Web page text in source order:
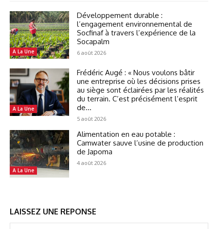
A La Une
Développement durable :
l’engagement environnemental de
Socfinaf à travers l’expérience de la
Socapalm
6 août 2026
A La Une
Frédéric Augé : « Nous voulons bâtir
une entreprise où les décisions prises
au siège sont éclairées par les réalités
du terrain. C’est précisément l’esprit
de...
5 août 2026
A La Une
Alimentation en eau potable :
Camwater sauve l’usine de production
de Japoma
4 août 2026
LAISSEZ UNE REPONSE